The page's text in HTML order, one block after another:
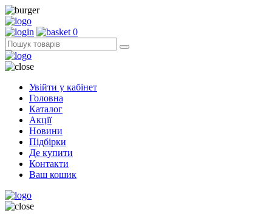
0
Увійти у кабінет
Головна
Каталог
Акції
Новини
Підбірки
Де купити
Контакти
Ваш кошик